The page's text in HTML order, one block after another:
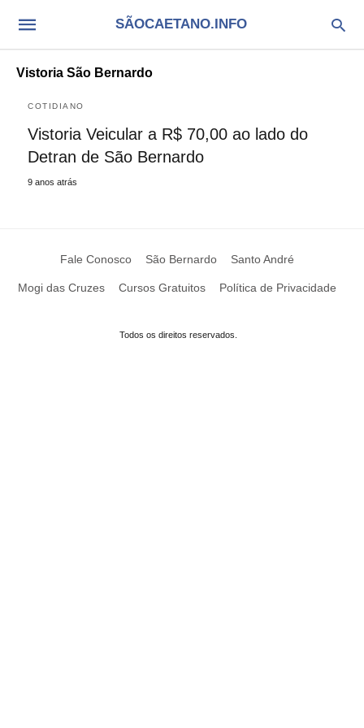
SÃOCAETANO.INFO
Vistoria São Bernardo
COTIDIANO
Vistoria Veicular a R$ 70,00 ao lado do
Detran de São Bernardo
9 anos atrás
Fale Conosco São Bernardo Santo André
Mogi das Cruzes Cursos Gratuitos Política de Privacidade
Todos os direitos reservados.